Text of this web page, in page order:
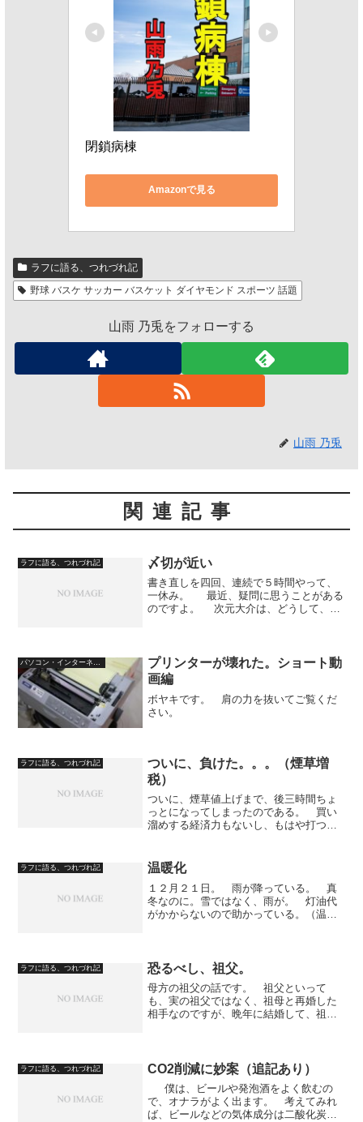
閉鎖病棟
Amazonで見る
ラフに語る、つれづれ記
野球 バスケ サッカー バスケット ダイヤモンド スポーツ 話題
山雨 乃兎をフォローする
山雨 乃兎
関連記事
ラフに語る、つれづれ記 〆切が近い
書き直しを四回、連続で５時間やって、
一休み。 最近、疑問に思うことがある
のですよ。 次元大介は、どうして、い
草が買えると思うので...
パソコン・インターネット
プリンターが壊れた。ショート動
画編
ボヤキです。 肩の力を抜いてご覧くだ
さい。
ラフに語る、つれづれ記
ついに、負けた。。。（煙草増
税）
ついに、煙草値上げまで、後三時間ちょ
っとになってしまったのである。 買い
溜めする経済力もないし、もはや打つ手
ってきている。 パイプも用意した
し……。 けれども、どう見て...
ラフに語る、つれづれ記 温暖化
１２月２１日。 雨が降っている。 真
冬なのに。雪ではなく、雨が。 灯油代
がかからないので助かっている。（温暖
ラフに語る、つれづれ記 恐るべし、祖父。
母方の祖父の話です。 祖父といって
も、実の祖父ではなく、祖母と再婚した
相手なのですが、晩年に結婚して、祖母
たので、それで食えていたと...
ラフに語る、つれづれ記 CO2削減に妙案（追記あり）
僕は、ビールや発泡酒をよく飲むの
で、オナラがよく出ます。 考えてみれ
ば、ビールなどの気体成分は二酸化炭素